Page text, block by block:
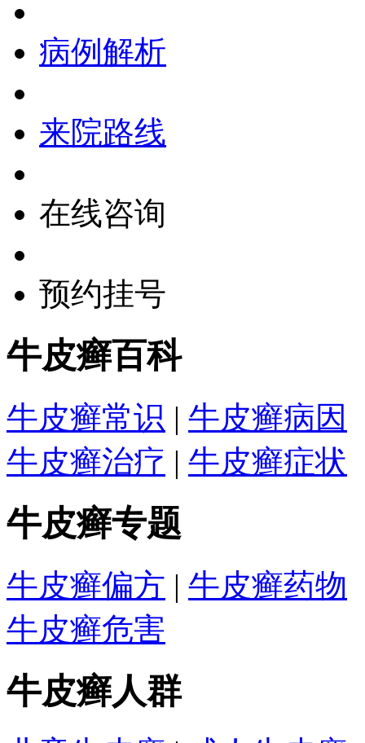
病例解析
来院路线
在线咨询
预约挂号
牛皮癣百科
牛皮癣常识 | 牛皮癣病因
牛皮癣治疗 | 牛皮癣症状
牛皮癣专题
牛皮癣偏方 | 牛皮癣药物
牛皮癣危害
牛皮癣人群